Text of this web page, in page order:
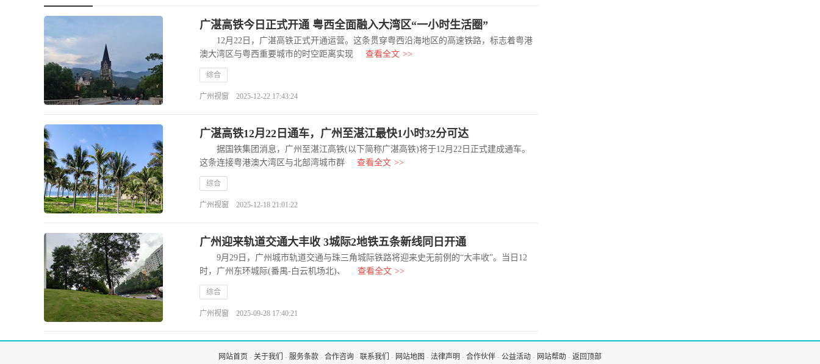
广湛高铁今日正式开通 粤西全面融入大湾区“一小时生活圈”
12月22日，广湛高铁正式开通运营。这条贯穿粤西沿海地区的高速铁路，标志着粤港
澳大湾区与粤西重要城市的时空距离实现
查看全文 >>
综合
广州视窗 2025-12-22 17:43:24
广湛高铁12月22日通车，广州至湛江最快1小时32分可达
据国铁集团消息，广州至湛江高铁(以下简称广湛高铁)将于12月22日正式建成通车。
这条连接粤港澳大湾区与北部湾城市群
查看全文 >>
综合
广州视窗 2025-12-18 21:01:22
广州迎来轨道交通大丰收 3城际2地铁五条新线同日开通
9月29日，广州城市轨道交通与珠三角城际铁路将迎来史无前例的“大丰收”。当日12
时，广州东环城际(番禺-白云机场北)、
查看全文 >>
综合
广州视窗 2025-09-28 17:40:21
网站首页 - 关于我们 - 服务条款 - 合作咨询 - 联系我们 - 网站地图 - 法律声明 - 合作伙伴 - 公益活动 - 网站帮助 - 返回顶部